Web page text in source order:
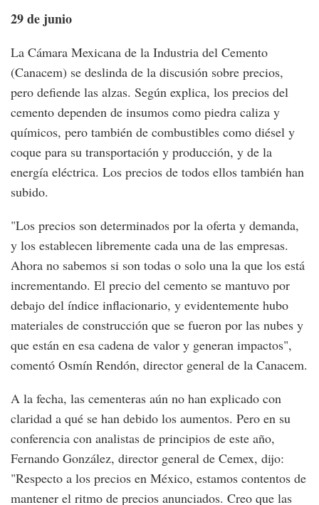
29 de junio
La Cámara Mexicana de la Industria del Cemento
(Canacem) se deslinda de la discusión sobre precios,
pero defiende las alzas. Según explica, los precios del
cemento dependen de insumos como piedra caliza y
químicos, pero también de combustibles como diésel y
coque para su transportación y producción, y de la
energía eléctrica. Los precios de todos ellos también han
subido.
"Los precios son determinados por la oferta y demanda,
y los establecen libremente cada una de las empresas.
Ahora no sabemos si son todas o solo una la que los está
incrementando. El precio del cemento se mantuvo por
debajo del índice inflacionario, y evidentemente hubo
materiales de construcción que se fueron por las nubes y
que están en esa cadena de valor y generan impactos",
comentó Osmín Rendón, director general de la Canacem.
A la fecha, las cementeras aún no han explicado con
claridad a qué se han debido los aumentos. Pero en su
conferencia con analistas de principios de este año,
Fernando González, director general de Cemex, dijo:
"Respecto a los precios en México, estamos contentos de
mantener el ritmo de precios anunciados. Creo que las